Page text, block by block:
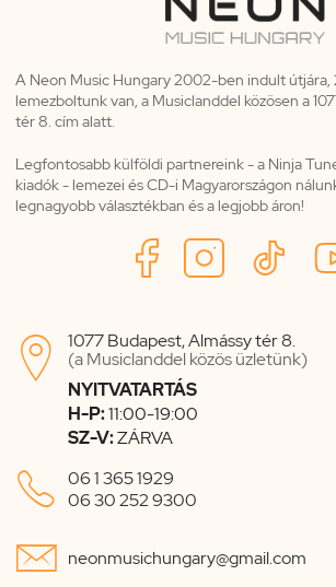
A Neon Music Hungary 2002-ben indult útjára,
lemezboltunk van, a Musiclanddel közösen a
tér 8. cím alatt.
Legfontosabb külföldi partnereink - a Ninja
kiadók - lemezei és CD-i Magyarországon
legnagyobb választékban és a legjobb áron!

1077 Budapest, Almássy tér 8.
(a Musiclanddel közös üzletünk)
NYITVATARTÁS
H-P:11:00-19:00
SZ-V:ZÁRVA
 06 1 365 1929
06 30 252 9300
 neonmusichungary@gmail.com